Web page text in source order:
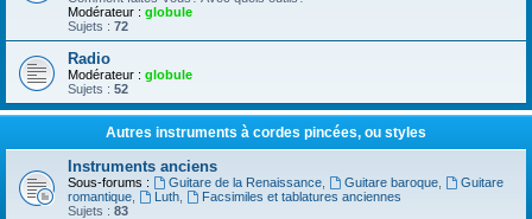
Modérateur : globule
Sujets : 72
Radio
Modérateur : globule
Sujets : 52
Autres instruments à cordes pincées, ou styles
Instruments anciens
Sous-forums : Guitare de la Renaissance, Guitare baroque,
Guitare
romantique
Luth,
Facsimiles et tablatures anciennes
Sujets : 83